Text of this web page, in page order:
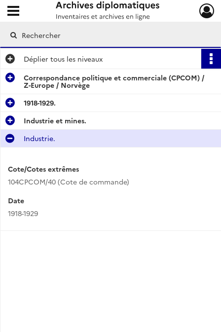
Archives diplomatiques
Ouvrir le menu déroulant
Déplier tous les niveaux
Correspondance politique et commerciale (CPCOM) /
Z-Europe / Norvège
1918-1929.
Industrie et mines.
Industrie.
Cote/Cotes extrêmes
104CPCOM/40 (Cote de commande)
Date
1918-1929